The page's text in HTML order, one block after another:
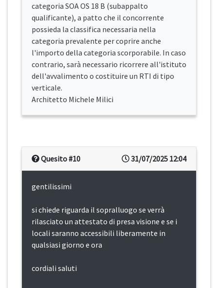
categoria SOA OS 18 B (subappalto
qualificante), a patto che il concorrente
possieda la classifica necessaria nella
categoria prevalente per coprire anche
l'importo della categoria scorporabile. In caso
contrario, sarà necessario ricorrere all'istituto
dell'avvalimento o costituire un RTI di tipo
verticale.
Architetto Michele Milici
31/07/2025 12:04
Quesito #10
gentilissimi
si chiede riguarda il sopralluogo se verrà
rilasciato un attestato di presa visione e se i
locali saranno accessibili liberamente in
qualsiasi giorno e ora
cordiali saluti